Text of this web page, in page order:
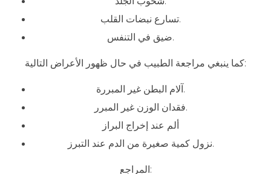
تسارع نبضات القلب.
ضيق في التنفس.
كما ينبغي مراجعة الطبيب في حال ظهور الأعراض التالية:
آلام البطن غير المبررة.
فقدان الوزن غير المبرر.
ألم عند إخراج البراز
نزول كمية صغيرة من الدم عند التبرز.
المراجع: